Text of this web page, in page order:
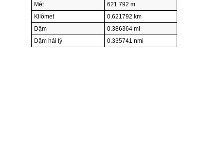
Mét
621.792 m
Kilômet
0.621792 km
Dặm
0.386364 mi
Dặm hải lý
0.335741 nmi